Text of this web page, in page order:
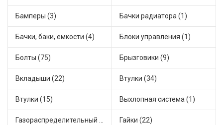
Бамперы (3) Бачки радиатора (1)
Бачки, баки, емкости (4) Блоки управления (1)
Болты (75) Брызговики (9)
Вкладыши (22) Втулки (34)
Втулки (15) Выхлопная система (1)
Газораспределительный механизм (1) Гайки (22)